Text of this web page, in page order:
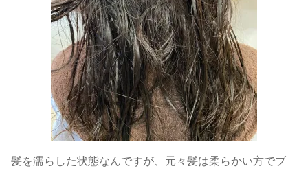
髪を濡らした状態なんですが、元々髪は柔らかい方でブ